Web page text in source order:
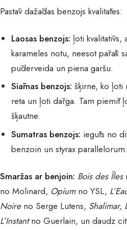
Pastāv dažādas benzojs kvalitātes:
Laosas benzojs: ļoti kvalitatīvs,
karameles notu, neesot pārāk
pūderveida un piena garšu.
Siāmas benzojs: šķirne, ko ļoti
reta un ļoti dārga. Tam piemīt
šķautne.
Sumatras benzojs: iegūts no
benzoin un styrax parallelorum.
Smaržas ar benjoin: Bois des Îles
no Molinard, Opiumno YSL,
Noireno Serge Lutens, Shalimar,
L’Instantno Guerlain, un daudz